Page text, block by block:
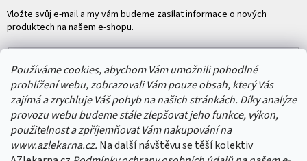
Používáme cookies, abychom Vám umožnili pohodlné
prohlížení webu, zobrazovali Vám pouze obsah, který Vás
zajímá a zrychluje Váš pohyb na našich stránkách. Díky analýze
provozu webu budeme stále zlepšovat jeho funkce, výkon,
použitelnost a zpříjemňovat Vám nakupování na
www.azlekarna.cz. Na další návštěvu se těší kolektiv
Vložte svůj e-mail a my vám budeme zasílat informace o nových
produktech na našem e-shopu.
Vložením e-mailu souhlasíte spodmínkami ochrany osobních údajů
PŘIHLÁSIT SE